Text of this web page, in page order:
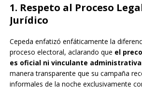
1. Respeto al Proceso
Jurídico
Cepeda enfatizó enfáticamente la
proceso electoral, aclarando que el
es oficial ni vinculante
manera transparente que su campaña
informales de la noche exclusivamente